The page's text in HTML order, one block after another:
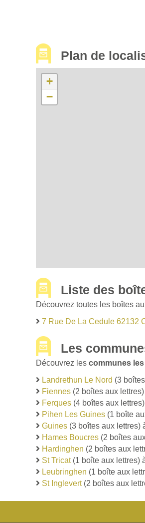
Plan de
+
−
Liste des
Découvrez toutes les boîtes
7 Rue De La Cedule 62132
Les
Découvrez les communes
Landrethun Le Nord (3
Fiennes (2 boîtes aux
Ferques (4 boîtes aux
Pihen Les Guines (1 boîte
Guines (3 boîtes aux lettres)
Hames Boucres (2 boîtes
Hardinghen (2 boîtes aux
St Tricat(1 boîte aux lettres)
Leubringhen (1 boîte aux
St Inglevert(2 boîtes aux